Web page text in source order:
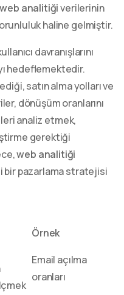
web analitiğiverilerinin
haline gelmiştir.
davranışlarını
hedeflemektedir.
satın alma yolları ve
dönüşüm oranlarını
analiz etmek,
gerektiği
web analitiği
bir pazarlama stratejisi
Örnek
Email açılma
oranları